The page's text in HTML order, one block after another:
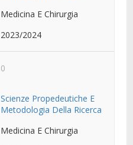
Medicina E Chirurgia
2023/2024
0
Scienze Propedeutiche E
Metodologia Della Ricerca
Medicina E Chirurgia